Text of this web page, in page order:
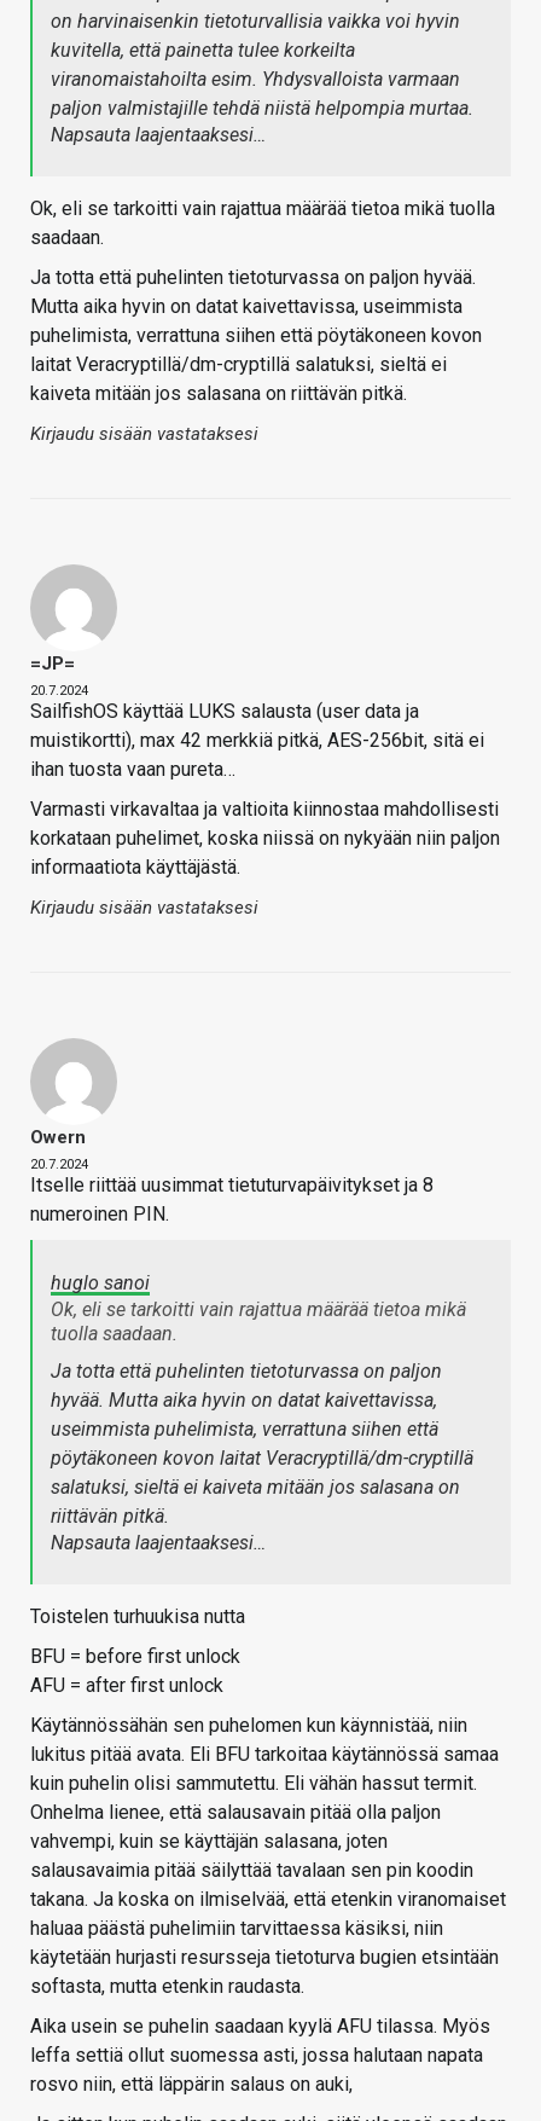
on harvinaisenkin tietoturvallisia vaikka voi hyvin
kuvitella, että painetta tulee korkeilta
viranomaistahoilta esim. Yhdysvalloista varmaan
paljon valmistajille tehdä niistä helpompia murtaa.
Napsauta laajentaaksesi…
Ok, eli se tarkoitti vain rajattua määrää tietoa mikä tuolla
saadaan.
Ja totta että puhelinten tietoturvassa on paljon hyvää.
Mutta aika hyvin on datat kaivettavissa, useimmista
puhelimista, verrattuna siihen että pöytäkoneen kovon
laitat Veracryptillä/dm-cryptillä salatuksi, sieltä ei
kaiveta mitään jos salasana on riittävän pitkä.
Kirjaudu sisään vastataksesi
=JP=
20.7.2024
SailfishOS käyttää LUKS salausta (user data ja
muistikortti), max 42 merkkiä pitkä, AES-256bit, sitä ei
ihan tuosta vaan pureta…
Varmasti virkavaltaa ja valtioita kiinnostaa mahdollisesti
korkataan puhelimet, koska niissä on nykyään niin paljon
informaatiota käyttäjästä.
Kirjaudu sisään vastataksesi
Owern
20.7.2024
Itselle riittää uusimmat tietuturvapäivitykset ja 8
numeroinen PIN.
huglo sanoi
Ok, eli se tarkoitti vain rajattua määrää tietoa mikä
tuolla saadaan.
Ja totta että puhelinten tietoturvassa on paljon
hyvää. Mutta aika hyvin on datat kaivettavissa,
useimmista puhelimista, verrattuna siihen että
pöytäkoneen kovon laitat Veracryptillä/dm-cryptillä
salatuksi, sieltä ei kaiveta mitään jos salasana on
riittävän pitkä.
Napsauta laajentaaksesi…
Toistelen turhuukisa nutta
BFU = before first unlock
AFU = after first unlock
Käytännössähän sen puhelomen kun käynnistää, niin
lukitus pitää avata. Eli BFU tarkoitaa käytännössä samaa
kuin puhelin olisi sammutettu. Eli vähän hassut termit.
Onhelma lienee, että salausavain pitää olla paljon
vahvempi, kuin se käyttäjän salasana, joten
salausavaimia pitää säilyttää tavalaan sen pin koodin
takana. Ja koska on ilmiselvää, että etenkin viranomaiset
haluaa päästä puhelimiin tarvittaessa käsiksi, niin
käytetään hurjasti resursseja tietoturva bugien etsintään
softasta, mutta etenkin raudasta.
Aika usein se puhelin saadaan kyylä AFU tilassa. Myös
leffa settiä ollut suomessa asti, jossa halutaan napata
rosvo niin, että läppärin salaus on auki,